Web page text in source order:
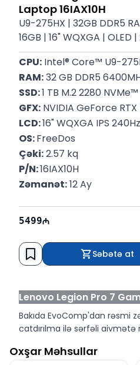
Laptop 16IAX10H
U9-275HX | 32GB DDR5
16GB | 16" WQXGA | OLED
CPU: Intel® Core™ U9-
RAM: 32 GB DDR5
SSD: 1 TB M.2 2280 NVMe™
GFX: NVIDIA GeForce RTX
LCD: 16" WQXGA IPS 240Hz
OS: FreeDos
Çəki: 2.57 kq
P/N: 16IAX10H
Zəmanət: 12 Ay
5499
Səbətə at
Lenovo Legion Pro 7
Bakıda EvoComp'dan rəsmi
çatdırılma ilə sərfəli
Oxşar Məhsullar